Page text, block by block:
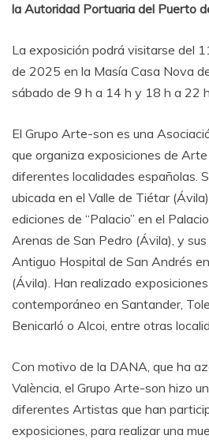
la Autoridad Portuaria del Puerto
La exposición podrá visitarse del
de 2025 en la Masía Casa Nova
sábado de 9 h a 14 h y 18 h a 22
El Grupo Arte-son es una
que organiza exposiciones de
diferentes localidades españolas.
ubicada en el Valle de Tiétar
ediciones de “Palacio” en el
Arenas de San Pedro (Ávila), y
Antiguo Hospital de San Andrés
(Ávila). Han realizado
contemporáneo en Santander,
Benicarló o Alcoi, entre otras
Con motivo de la DANA, que ha
València, el Grupo Arte-son hizo
diferentes Artistas que han
exposiciones, para realizar una